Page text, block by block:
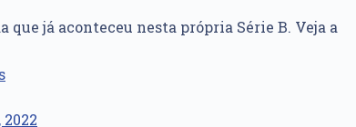
já aconteceu nesta própria Série B. Veja a